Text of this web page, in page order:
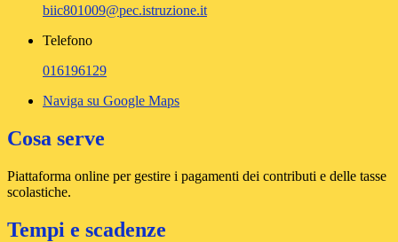
biic801009@pec.istruzione.it
Telefono
016196129
Naviga su Google Maps
Cosa serve
Piattaforma online per gestire i pagamenti dei contributi e delle tasse
scolastiche.
Tempi e scadenze